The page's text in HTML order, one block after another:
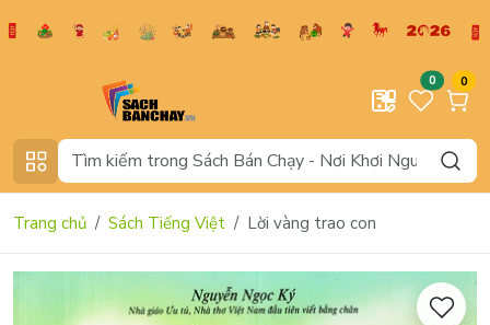
0 0
Trang chủ Sách Tiếng Việt Lời vàng trao con